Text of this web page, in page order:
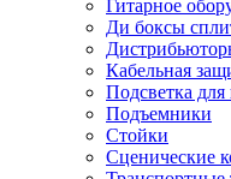
Гитарное
Ди боксы
Кабельная
Подсветка для
Подъемники
Стойки
Сценические